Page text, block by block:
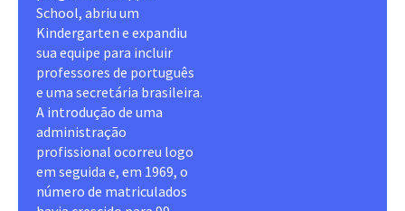
School, abriu um
Kindergarten e expandiu
sua equipe para incluir
professores de português
e uma secretária brasileira.
A introdução de uma
administração
profissional ocorreu logo
em seguida e, em 1969, o
número de matriculados